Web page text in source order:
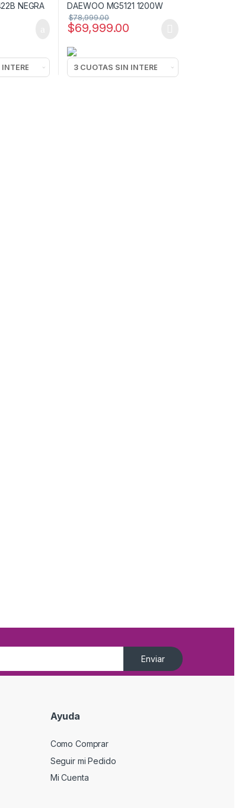
$69,999.00
$78,999.00
Enviar
Ayuda
Como Comprar
Seguir mi Pedido
Mi Cuenta